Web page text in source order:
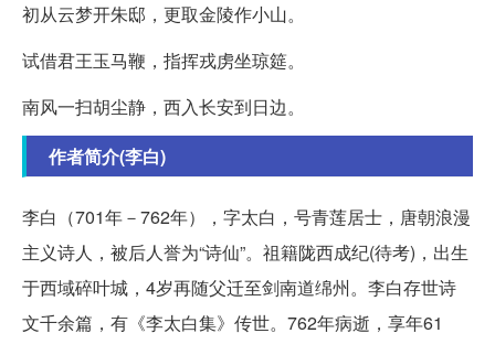
初从云梦开朱邸，更取金陵作小山。
试借君王玉马鞭，指挥戎虏坐琼筵。
南风一扫胡尘静，西入长安到日边。
作者简介(李白)
李白（701年－762年），字太白，号青莲居士，唐朝浪漫
主义诗人，被后人誉为“诗仙”。祖籍陇西成纪(待考)，出生
于西域碎叶城，4岁再随父迁至剑南道绵州。李白存世诗
文千余篇，有《李太白集》传世。762年病逝，享年61